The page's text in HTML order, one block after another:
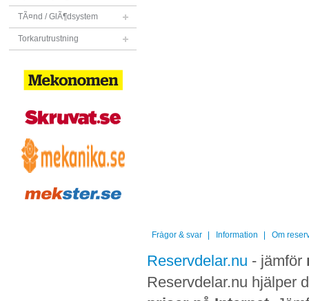
TÃ¤nd / GlÃ¶dsystem
Torkarutrustning
Frågor & svar Information Om
Reservdelar.nu - jämför
Reservdelar.nu hjälper